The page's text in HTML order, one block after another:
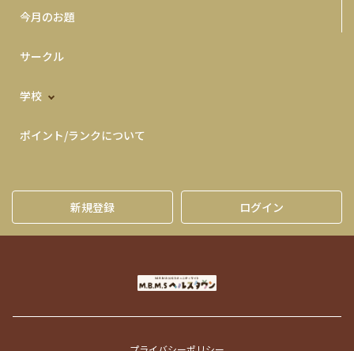
今月のお題
サークル
学校
ポイント/ランクについて
新規登録 ログイン